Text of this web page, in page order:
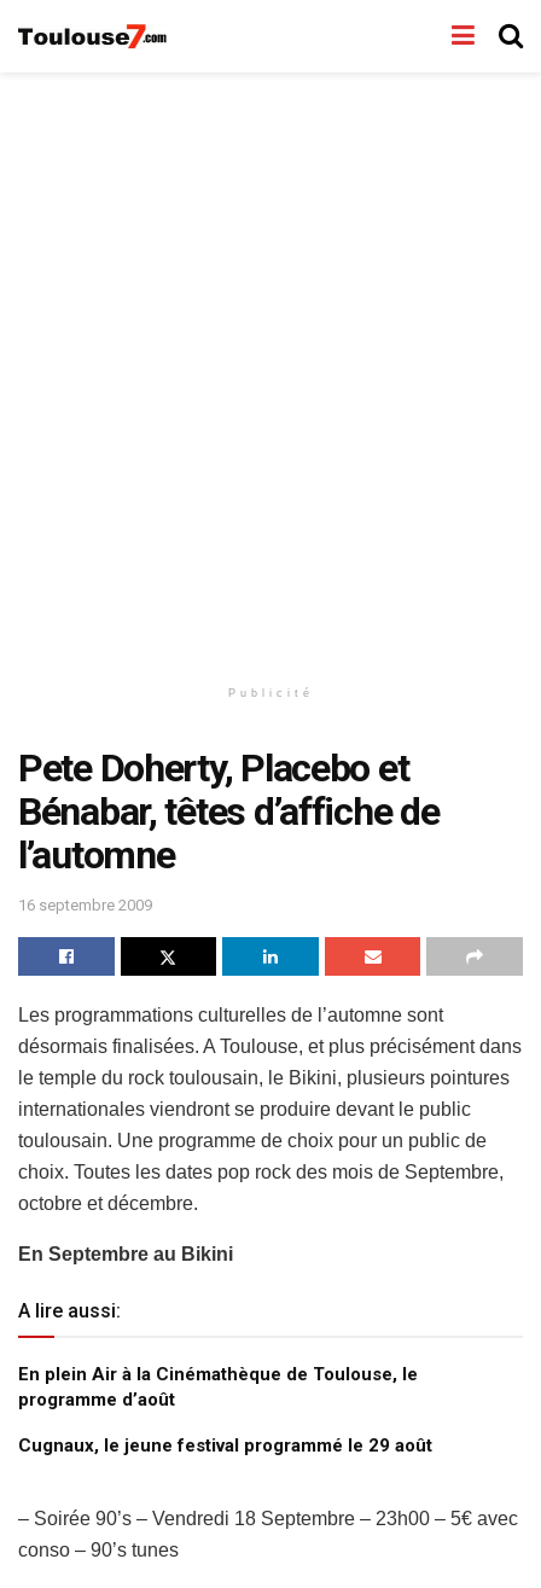
Publicité
Pete Doherty, Placebo et
Bénabar, têtes d’affiche de
l’automne
16 septembre 2009
Les programmations culturelles de l’automne sont
désormais finalisées. A Toulouse, et plus précisément dans
le temple du rock toulousain, le Bikini, plusieurs pointures
internationales viendront se produire devant le public
toulousain. Une programme de choix pour un public de
choix. Toutes les dates pop rock des mois de Septembre,
octobre et décembre.
En Septembre au Bikini
A lire aussi:
En plein Air à la Cinémathèque de Toulouse, le
programme d’août
Cugnaux, le jeune festival programmé le 29 août
– Soirée 90’s – Vendredi 18 Septembre – 23h00 – 5€ avec
conso – 90’s tunes